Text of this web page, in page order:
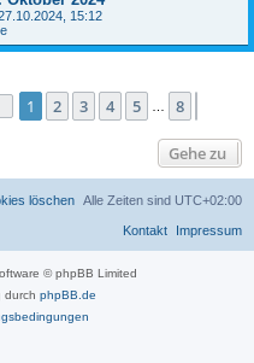
15:12
Seite 1von
1 2 3 4 5 8
Gehe zu
Alle Zeiten sind UTC+02:00
löschen
Impressum
Kontakt
© phpBB Limited
durch phpBB.de